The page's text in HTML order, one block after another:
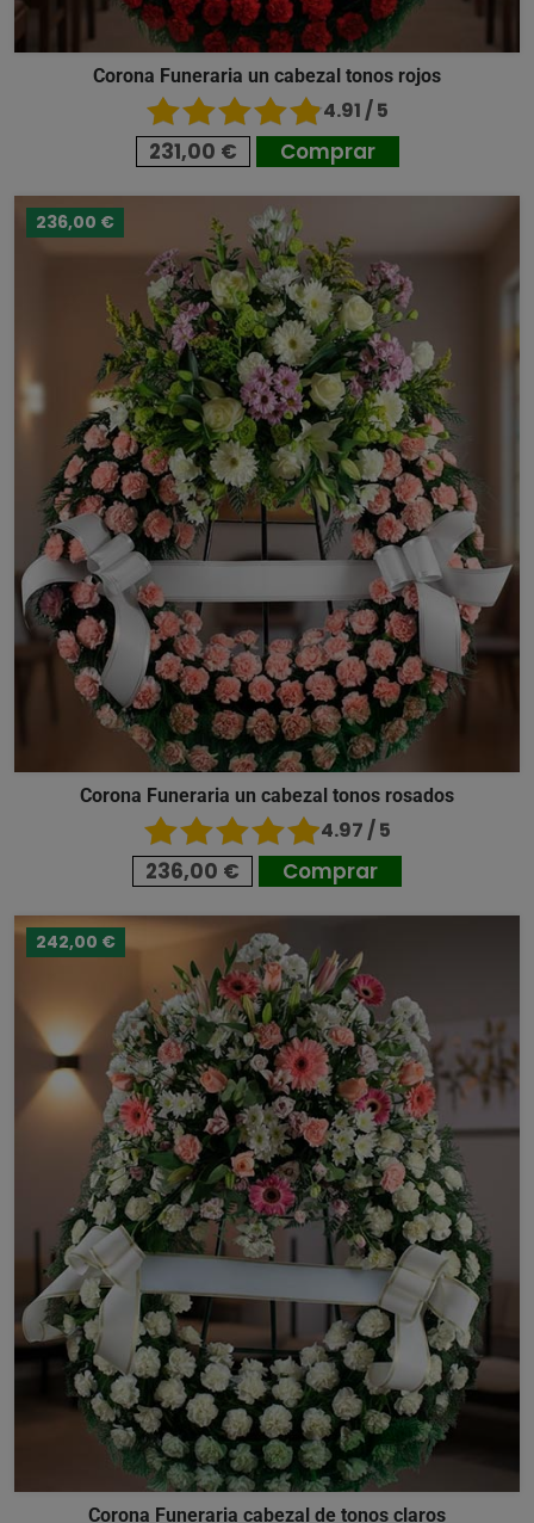
Corona Funeraria un cabezal tonos rojos
4.91 / 5
231,00 € Comprar
236,00 €
Corona Funeraria un cabezal tonos rosados
4.97 / 5
236,00 € Comprar
242,00 €
Corona Funeraria cabezal de tonos claros